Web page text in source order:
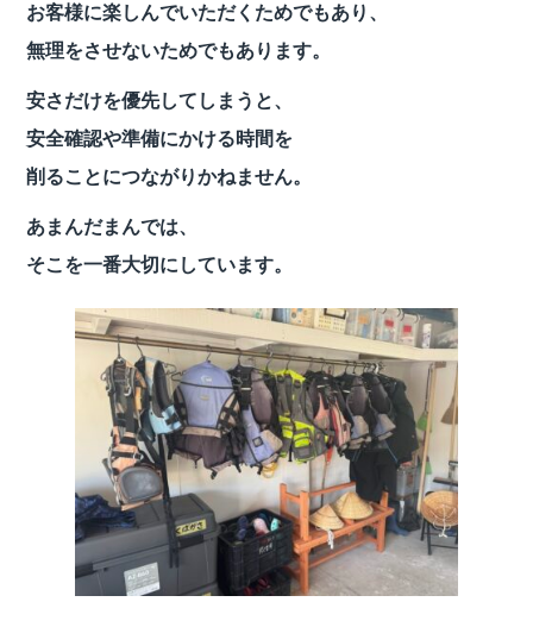
お客様に楽しんでいただくためでもあり、
無理をさせないためでもあります。
安さだけを優先してしまうと、
安全確認や準備にかける時間を
削ることにつながりかねません。
あまんだまんでは、
そこを一番大切にしています。